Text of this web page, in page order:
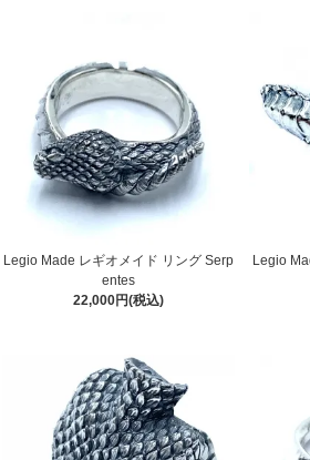
Legio Made レギオメイド リング Serp
entes
22,000円(税込)
Legio